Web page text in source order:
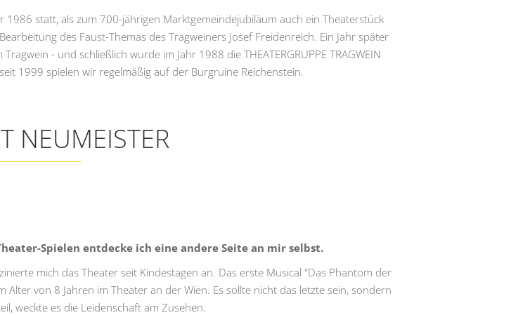
statt, als zum 700-jährigen Marktgemeindejubiläum auch ein Theaterstück
des Faust-Themas des Tragweiners Josef Freidenreich. Ein Jahr später
- und schließlich wurde im Jahr 1988 die THEATERGRUPPE TRAGWEIN
1999 spielen wir regelmäßig auf der Burgruine Reichenstein.
NEUMEISTER
Spielen entdecke ich eine andere Seite an mir selbst.
mich das Theater seit Kindestagen an. Das erste Musical "Das Phantom der
Alter von 8 Jahren im Theater an der Wien. Es sollte nicht das letzte sein, sondern
weckte es die Leidenschaft am Zusehen.